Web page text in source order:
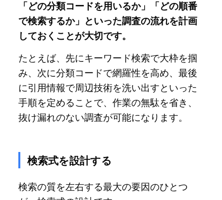
「どの分類コードを用いるか」「どの順番
で検索するか」といった調査の流れを計画
しておくことが大切です。
たとえば、先にキーワード検索で大枠を掴
み、次に分類コードで網羅性を高め、最後
に引用情報で周辺技術を洗い出すといった
手順を定めることで、作業の無駄を省き、
抜け漏れのない調査が可能になります。
検索式を設計する
検索の質を左右する最大の要因のひとつ